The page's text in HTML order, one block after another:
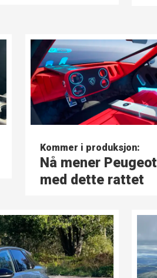
Kommer i produksjon:
Nå mener
med dette rattet